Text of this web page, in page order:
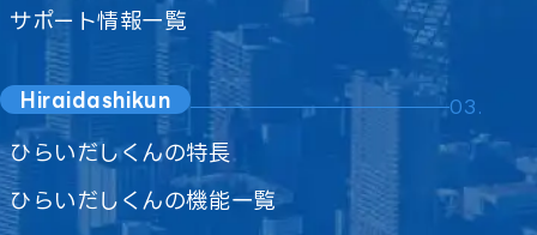
サポート情報一覧
Hiraidashikun 03.
ひらいだしくんの特長
ひらいだしくんの機能一覧